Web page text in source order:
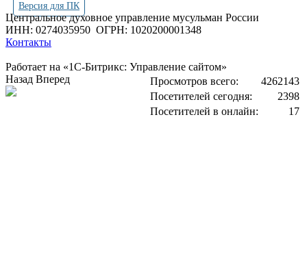
Версия для ПК
Центральное духовное управление мусульман России
ИНН: 0274035950 ОГРН: 1020200001348
Контакты
Работает на «1С-Битрикс: Управление сайтом»
Просмотров всего:
4262143
Посетителей сегодня:
2398
Посетителей в онлайн:
17
Назад Вперед